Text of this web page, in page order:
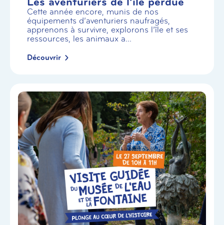
Cette année encore, munis de nos
équipements d’aventuriers naufragés,
apprenons à survivre, explorons l’île et ses
ressources, les animaux a...
Découvrir